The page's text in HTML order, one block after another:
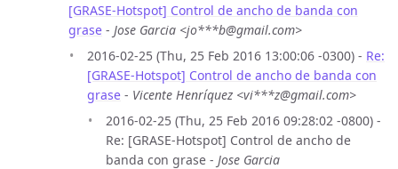
[GRASE-Hotspot] Control de ancho de banda con
grase - Jose Garcia <jo***b@gmail.com>
2016-02-25 (Thu, 25 Feb 2016 13:00:06 -0300) - Re:
[GRASE-Hotspot] Control de ancho de banda con
grase - Vicente Henríquez <vi***z@gmail.com>
2016-02-25 (Thu, 25 Feb 2016 09:28:02 -0800) -
Re: [GRASE-Hotspot] Control de ancho de
banda con grase - Jose Garcia